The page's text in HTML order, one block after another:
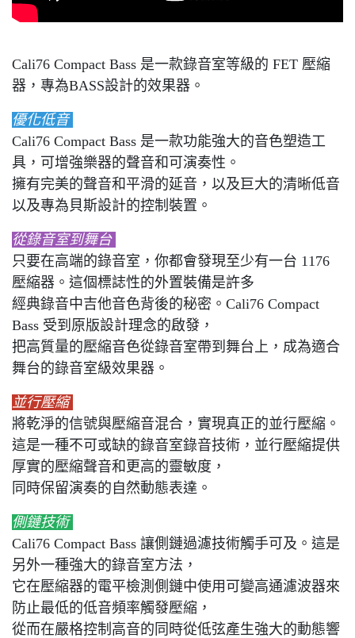
Cali76 Compact Bass 是一款錄音室等級的 FET 壓縮
器，專為BASS設計的效果器。
優化低音
Cali76 Compact Bass 是一款功能強大的音色塑造工
具，可增強樂器的聲音和可演奏性。
擁有完美的聲音和平滑的延音，以及巨大的清晰低音
以及專為貝斯設計的控制裝置。
從錄音室到舞台
只要在高端的錄音室，你都會發現至少有一台 1176
壓縮器。這個標誌性的外置裝備是許多
經典錄音中吉他音色背後的秘密。Cali76 Compact
Bass 受到原版設計理念的啟發，
把高質量的壓縮音色從錄音室帶到舞台上，成為適合
舞台的錄音室級效果器。
並行壓縮
將乾淨的信號與壓縮音混合，實現真正的並行壓縮。
這是一種不可或缺的錄音室錄音技術，並行壓縮提供
厚實的壓縮聲音和更高的靈敏度，
同時保留演奏的自然動態表達。
側鏈技術
Cali76 Compact Bass 讓側鏈過濾技術觸手可及。這是
另外一種強大的錄音室方法，
它在壓縮器的電平檢測側鏈中使用可變高通濾波器來
防止最低的低音頻率觸發壓縮，
從而在嚴格控制高音的同時從低弦產生強大的動態響